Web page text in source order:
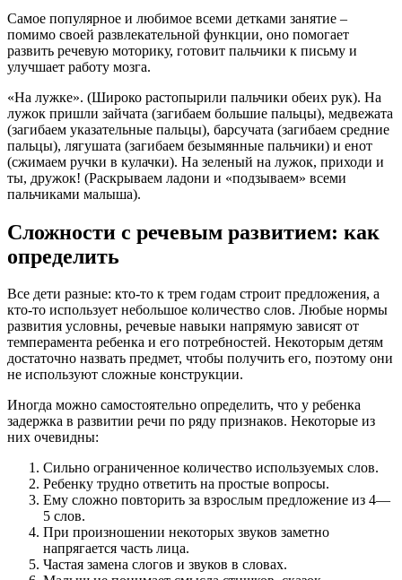
Самое популярное и любимое всеми детками занятие –
помимо своей развлекательной функции, оно помогает
развить речевую моторику, готовит пальчики к письму и
улучшает работу мозга.
«На лужке». (Широко растопырили пальчики обеих рук). На
лужок пришли зайчата (загибаем большие пальцы), медвежата
(загибаем указательные пальцы), барсучата (загибаем средние
пальцы), лягушата (загибаем безымянные пальчики) и енот
(сжимаем ручки в кулачки). На зеленый на лужок, приходи и
ты, дружок! (Раскрываем ладони и «подзываем» всеми
пальчиками малыша).
Сложности с речевым развитием: как
определить
Все дети разные: кто-то к трем годам строит предложения, а
кто-то использует небольшое количество слов. Любые нормы
развития условны, речевые навыки напрямую зависят от
темперамента ребенка и его потребностей. Некоторым детям
достаточно назвать предмет, чтобы получить его, поэтому они
не используют сложные конструкции.
Иногда можно самостоятельно определить, что у ребенка
задержка в развитии речи по ряду признаков. Некоторые из
них очевидны:
Сильно ограниченное количество используемых слов.
Ребенку трудно ответить на простые вопросы.
Ему сложно повторить за взрослым предложение из 4—
5 слов.
При произношении некоторых звуков заметно
напрягается часть лица.
Частая замена слогов и звуков в словах.